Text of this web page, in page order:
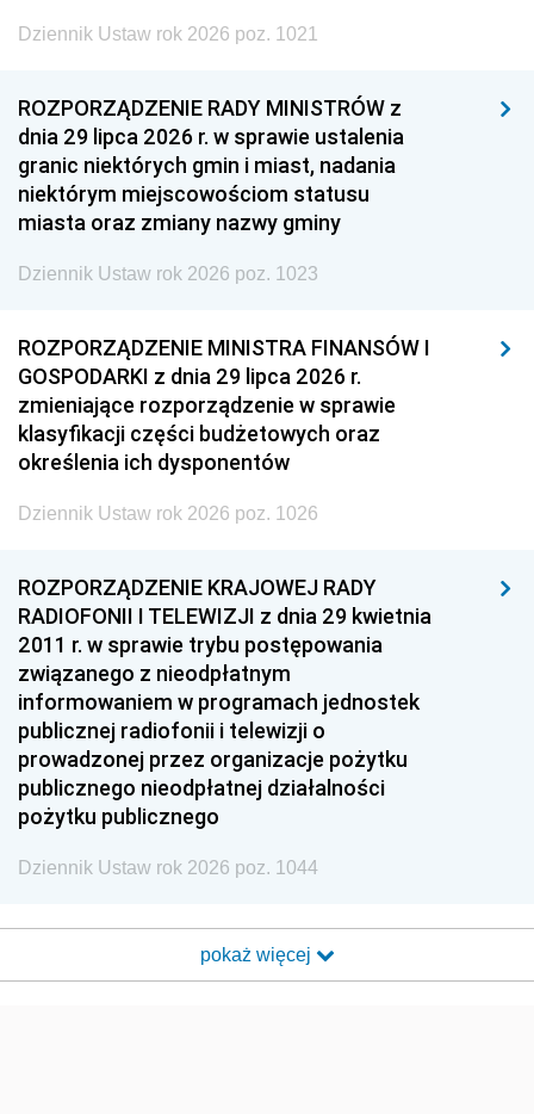
Dziennik Ustaw rok 2026 poz. 1021
ROZPORZĄDZENIE RADY MINISTRÓW z
dnia 29 lipca 2026 r. w sprawie ustalenia
granic niektórych gmin i miast, nadania
niektórym miejscowościom statusu
miasta oraz zmiany nazwy gminy
Dziennik Ustaw rok 2026 poz. 1023
ROZPORZĄDZENIE MINISTRA FINANSÓW I
GOSPODARKI z dnia 29 lipca 2026 r.
zmieniające rozporządzenie w sprawie
klasyfikacji części budżetowych oraz
określenia ich dysponentów
Dziennik Ustaw rok 2026 poz. 1026
ROZPORZĄDZENIE KRAJOWEJ RADY
RADIOFONII I TELEWIZJI z dnia 29 kwietnia
2011 r. w sprawie trybu postępowania
związanego z nieodpłatnym
informowaniem w programach jednostek
publicznej radiofonii i telewizji o
prowadzonej przez organizacje pożytku
publicznego nieodpłatnej działalności
pożytku publicznego
Dziennik Ustaw rok 2026 poz. 1044
pokaż więcej